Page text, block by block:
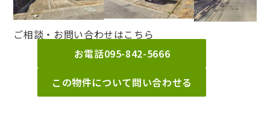
ご相談・お問い合わせはこちら
お電話095-842-5666
この物件について問い合わせる